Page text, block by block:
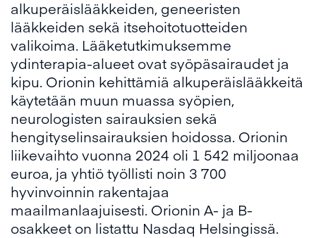
alkuperäislääkkeiden, geneeristen
lääkkeiden sekä itsehoitotuotteiden
valikoima. Lääketutkimuksemme
ydinterapia-alueet ovat syöpäsairaudet ja
kipu. Orionin kehittämiä alkuperäislääkkeitä
käytetään muun muassa syöpien,
neurologisten sairauksien sekä
hengityselinsairauksien hoidossa. Orionin
liikevaihto vuonna 2024 oli 1 542 miljoonaa
euroa, ja yhtiö työllisti noin 3 700
hyvinvoinnin rakentajaa
maailmanlaajuisesti. Orionin A- ja B-
osakkeet on listattu Nasdaq Helsingissä.